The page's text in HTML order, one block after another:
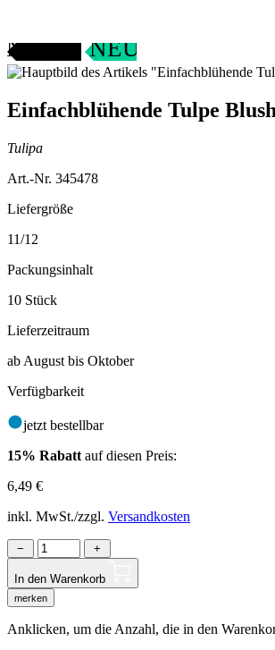
NEU
Einfachblühende Tulpe
Tulipa
Art.-Nr. 345478
Liefergröße
11/12
Packungsinhalt
10 Stück
Lieferzeitraum
ab August bis Oktober
Verfügbarkeit
jetzt bestellbar
15% Rabatt auf diesen Preis:
6,49 €
inkl. MwSt./zzgl. Versandkosten
− +
In den Warenkorb
merken
Anklicken, um die Anzahl, die in den